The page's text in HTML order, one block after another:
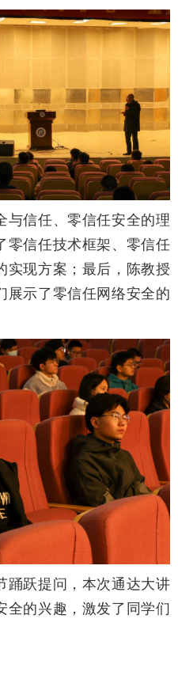
与信任、零信任安全的理
零信任技术框架、零信任
实现方案；最后，陈教授
展示了零信任网络安全的
踊跃提问，本次通达大讲
全的兴趣，激发了同学们